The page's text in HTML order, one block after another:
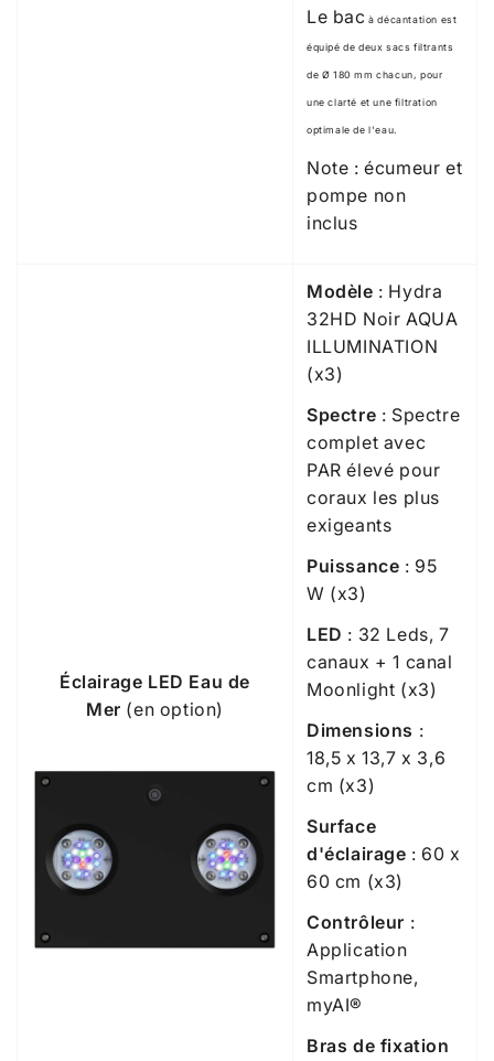
Le bac à décantation est
équipé de deux sacs filtrants
de Ø180 mm chacun, pour
une clarté et une filtration
optimale de l'eau.
Note : écumeur et
pompe non
inclus
Éclairage LED Eau de
Mer (en option)
Modèle : Hydra
32HD Noir AQUA
ILLUMINATION
(x3)
Spectre : Spectre
complet avec
PAR élevé pour
coraux les plus
exigeants
Puissance : 95
W (x3)
LED : 32 Leds, 7
canaux + 1 canal
Moonlight (x3)
Dimensions :
18,5 x 13,7 x 3,6
cm (x3)
Surface
d'éclairage : 60 x
60 cm (x3)
Contrôleur :
Application
Smartphone,
myAI®
Bras de fixation